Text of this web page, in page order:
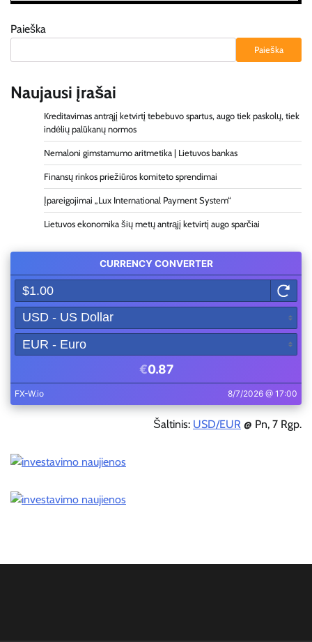
Paieška
Paieška
Naujausi įrašai
Kreditavimas antrąjį ketvirtį tebebuvo spartus, augo tiek paskolų, tiek
indėlių palūkanų normos
Nemaloni gimstamumo aritmetika | Lietuvos bankas
Finansų rinkos priežiūros komiteto sprendimai
Įpareigojimai „Lux International Payment System“
Lietuvos ekonomika šių metų antrąjį ketvirtį augo sparčiai
Šaltinis: USD/EUR @ Pn, 7 Rgp.